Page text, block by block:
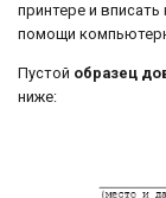
принтере и
помощи
Пустой образец
ниже: